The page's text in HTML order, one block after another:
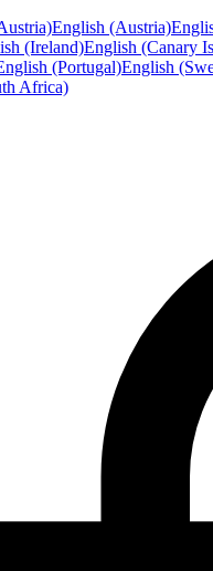
English (Austria)
(Ireland)English (Canary
(Portugal)English
Africa)